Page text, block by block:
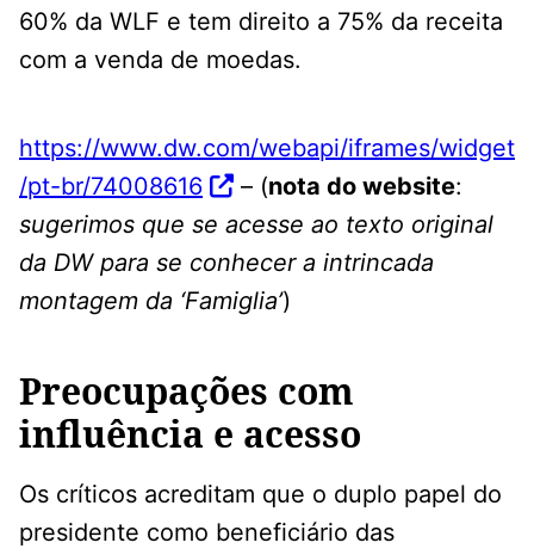
60% da WLF e tem direito a 75% da receita
com a venda de moedas.
https://www.dw.com/webapi/iframes/widget
/pt-br/74008616
– (nota do website:
sugerimos que se acesse ao texto original
da DW para se conhecer a intrincada
montagem da ‘Famiglia’)
Preocupações com
influência e acesso
Os críticos acreditam que o duplo papel do
presidente como beneficiário das